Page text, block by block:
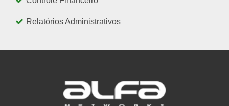
Relatórios Administrativos